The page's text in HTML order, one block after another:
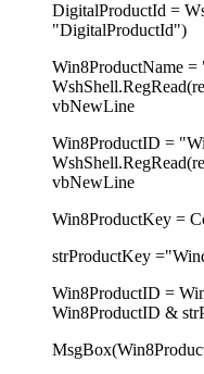
DigitalProductId =
"DigitalProductId")
Win8ProductName
vbNewLine
Win8ProductID =
vbNewLine
Win8ProductKey =
strProductKey
Win8ProductID =
Win8ProductID &